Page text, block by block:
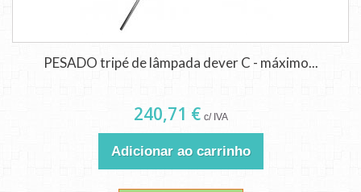
PESADO tripé de lâmpada dever C - máximo...
240,71 € c/ IVA
Adicionar ao carrinho